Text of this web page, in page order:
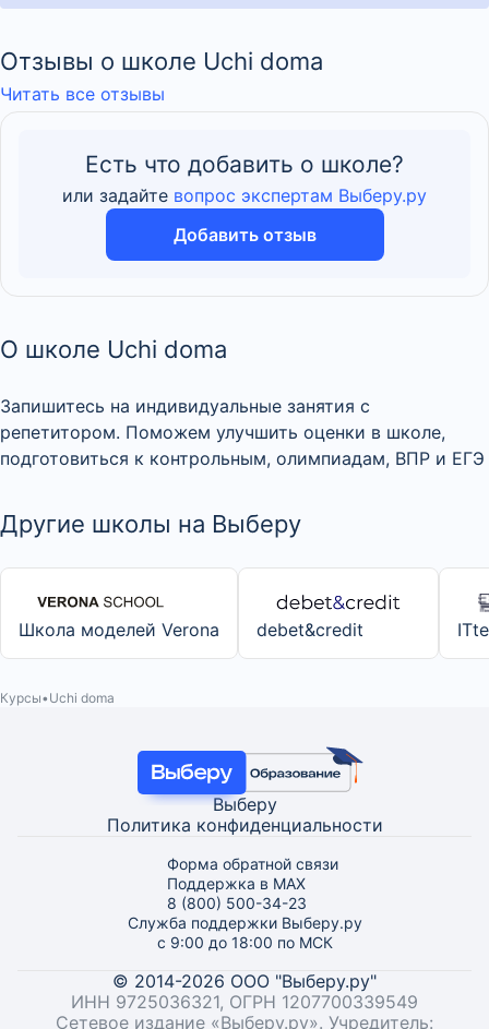
Отзывы о школе Uchi doma
Читать все отзывы
Есть что добавить о школе?
или задайте вопрос экспертам Выберу.ру
Добавить отзыв
О школе Uchi doma
Запишитесь на индивидуальные занятия с
репетитором. Поможем улучшить оценки в школе,
подготовиться к контрольным, олимпиадам, ВПР и ЕГЭ
Другие школы на Выберу
Школа моделей Verona debet&credit
Курсы Uchi doma
Выберу
Политика конфиденциальности
Форма обратной связи
Поддержка в MAX
8 (800) 500-34-23
Служба поддержки Выберу.ру
с 9:00 до 18:00 по МСК
© 2014-2026 ООО "Выберу.ру"
ИНН 9725036321, ОГРН 1207700339549
Сетевое издание «Выберу.ру». Учредитель: